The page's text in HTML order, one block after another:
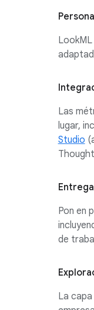
Las
lugar,
Studio
Pon en
de
La